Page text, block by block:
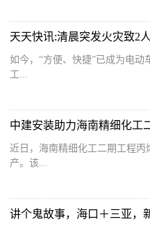
天天快讯:清晨突发火灾致2
如今，“方便、快捷”已成为电
工...
近日，海南精细化工二期工程
产。该...
讲个鬼故事，海口＋三亚，